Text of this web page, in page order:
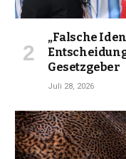
„Falsche
Gesetzgeber
Juli 28, 2026